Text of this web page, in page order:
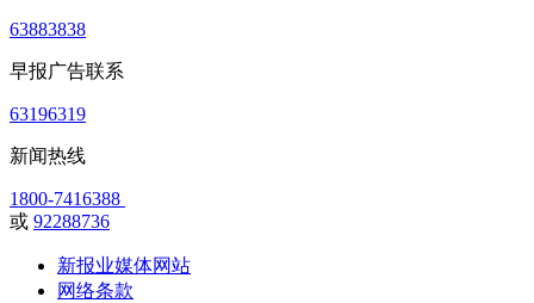
63883838
早报广告联系
63196319
新闻热线
1800-7416388
或 92288736
新报业媒体网站
网络条款